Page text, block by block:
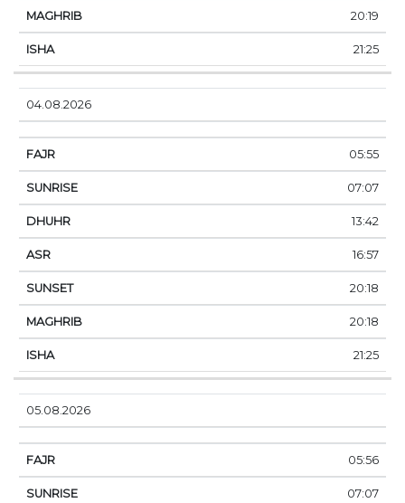
20:19
21:25
04.08.2026
05:55
07:07
13:42
16:57
20:18
20:18
21:25
05.08.2026
05:56
07:07